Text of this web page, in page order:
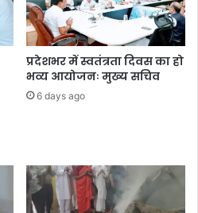
प्रदेशभर में स्वतंत्रता दिवस का हो
भव्य आयोजनः मुख्य सचिव
6 days ago